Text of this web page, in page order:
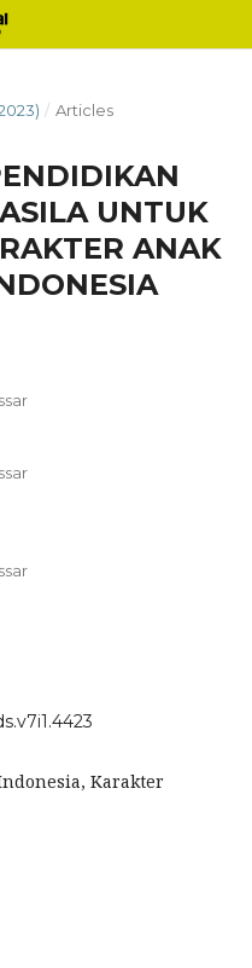
/ Articles
UNTUK
ANAK
Karakter